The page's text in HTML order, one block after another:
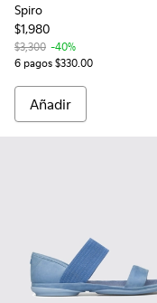
Spiro
$1,980
$3,300 -40%
6 pagos $330.00
Añadir